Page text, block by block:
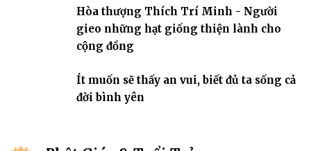
Hòa thượng Thích Trí Minh - Người
gieo những hạt giống thiện lành cho
cộng đồng
Ít muốn sẽ thấy an vui, biết đủ ta sống cả
đời bình yên